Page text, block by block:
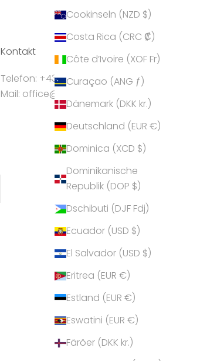
Cookinseln (NZD $)
Costa Rica (CRC ₡)
Côte d’Ivoire (XOF Fr)
Curaçao (ANG ƒ)
Dänemark (DKK kr.)
Deutschland (EUR €)
Dominica (XCD $)
Dominikanische
Republik (DOP $)
Dschibuti (DJF Fdj)
Ecuador (USD $)
El Salvador (USD $)
Eritrea (EUR €)
Estland (EUR €)
Eswatini (EUR €)
Färöer (DKK kr.)
Kontakt
Telefon: +43 5224 55550
Mail: office@crystalp.com